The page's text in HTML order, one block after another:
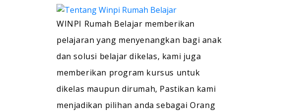
WINPI Rumah Belajar memberikan
pelajaran yang menyenangkan bagi anak
dan solusi belajar dikelas, kami juga
memberikan program kursus untuk
dikelas maupun dirumah, Pastikan kami
menjadikan pilihan anda sebagai Orang